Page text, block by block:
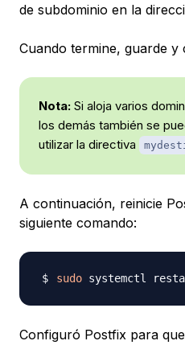
de subdominio en la
Cuando termine, guarde y
Nota: Si aloja varios
los demás también se
utilizar la directiva
A continuación, reinicie
siguiente comando:
sudo
Configuró Postfix para